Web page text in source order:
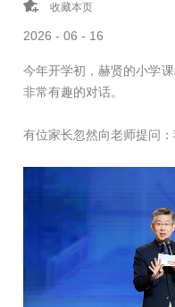
收藏本页
2026 - 06 - 16
今年开学初，赫贤的小学
非常有趣的对话。
有位家长忽然向老师提问